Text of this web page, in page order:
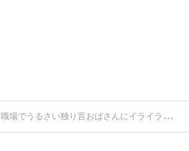
職場でうるさい独り言おばさんにイライラしないための方法